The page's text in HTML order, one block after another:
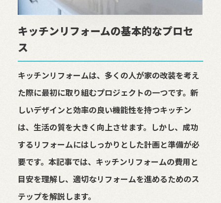
キッチンリフォームの基本的なプロセ
ス
キッチンリフォームは、多くの人が家の改装を考え
た際に最初に取り組むプロジェクトの一つです。新
しいデザインと効率の良い機能性を持つキッチン
は、生活の質を大きく向上させます。しかし、成功
するリフォームにはしっかりとした計画と準備が必
要です。本記事では、キッチンリフォームの費用と
目安を理解し、適切なリフォームを進めるためのス
テップを解説します。